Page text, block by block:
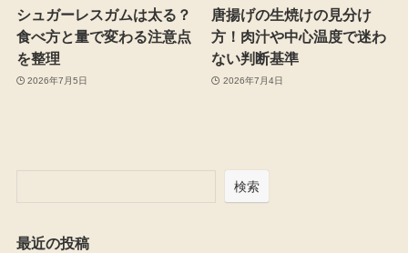
シュガーレスガムは太る？
食べ方と量で変わる注意点
を整理
2026年7月5日
唐揚げの生焼けの見分け
方！肉汁や中心温度で迷わ
ない判断基準
2026年7月4日
検索
最近の投稿